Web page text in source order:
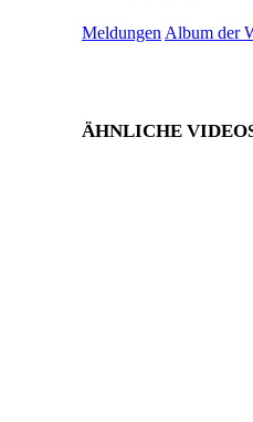
Meldungen Album der
ÄHNLICHE